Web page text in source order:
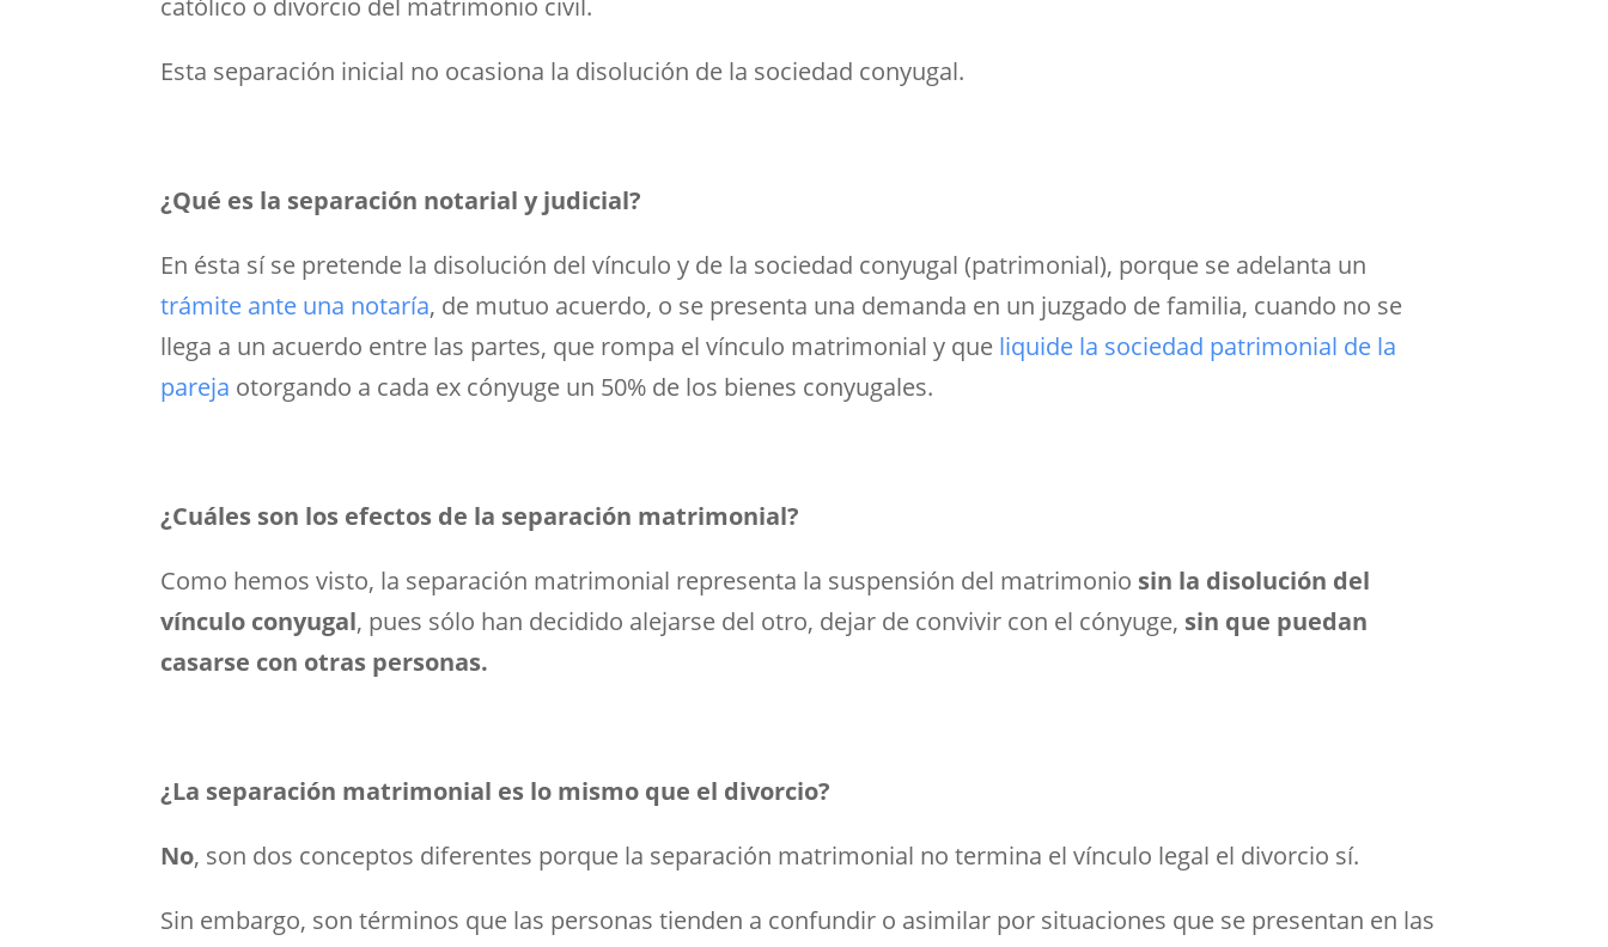
Esta separación inicial no ocasiona la disolución de la sociedad conyugal.
¿Qué es la separación notarial y judicial?
En ésta sí se pretende la disolución del vínculo y de la sociedad conyugal (patrimonial), porque se adelanta un
trámite ante una notaría, de mutuo acuerdo, o se presenta una demanda en un juzgado de familia, cuando no se
llega a un acuerdo entre las partes, que rompa el vínculo matrimonial y que liquide la sociedad patrimonial de la
pareja otorgando a cada ex cónyuge un 50% de los bienes conyugales.
¿Cuáles son los efectos de la separación matrimonial?
Como hemos visto, la separación matrimonial representa la suspensión del matrimonio sin la disolución del
vínculo conyugal, pues sólo han decidido alejarse del otro, dejar de convivir con el cónyuge, sin que puedan
casarse con otras personas.
¿La separación matrimonial es lo mismo que el divorcio?
No, son dos conceptos diferentes porque la separación matrimonial no termina el vínculo legal el divorcio sí.
Sin embargo, son términos que las personas tienden a confundir o asimilar por situaciones que se presentan en las